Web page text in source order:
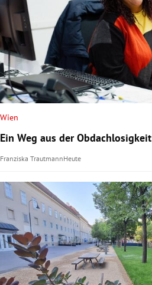
Wien
Ein Weg aus der Obdachlosigkeit
Franziska TrautmannHeute